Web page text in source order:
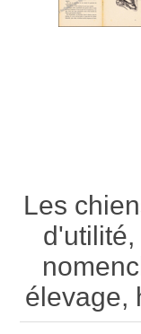
Les
élevage,